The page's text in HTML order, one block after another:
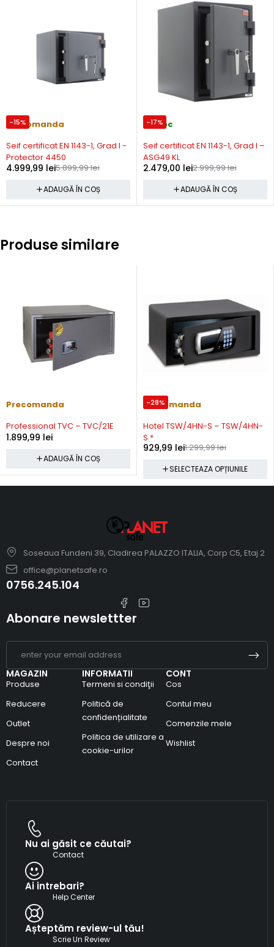
-15%
Precomanda
Seif certificat EN 1143-1, Grad I -
Protector 4450
5.899,99lei
4.999,99 lei
ADAUGĂ ÎN COȘ
-17%
In stoc
Seif certificat EN 1143-1, Grad I –
ASG49 KL
2.999,99lei
2.479,00 lei
ADAUGĂ ÎN COȘ
Produse similare
Precomanda
Professional TVC – TVC/21E
1.899,99 lei
ADAUGĂ ÎN COȘ
-28%
Precomanda
Hotel TSW/4HN-S – TSW/4HN-
S *
1.299,99lei
929,99 lei
SELECTEAZA OPȚIUNILE
Soseaua Fundeni 39, Cladirea PALAZZO ITALIA, Corp C5, Etaj 2
office@planetsafe.ro
0756.245.104
MAGAZIN
Produse
Reducere
Outlet
Despre noi
Contact
INFORMATII
Termeni si condiţii
Politică de
confidențialitate
Politica de utilizare a
cookie-urilor
CONT
Cos
Contul meu
Comenzile mele
Wishlist
Abonare newslettter
Nu ai găsit ce căutai?
Contact
Ai intrebari?
Help Center
Așteptăm review-ul tău!
Scrie Un Review